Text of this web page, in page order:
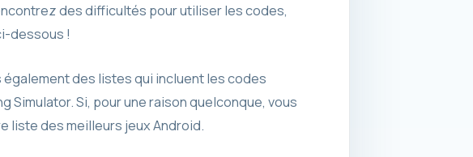
des difficultés pour utiliser les codes,
dessous !
également des listes qui incluent les codes
Simulator. Si, pour une raison quelconque, vous
liste des meilleurs jeux Android.